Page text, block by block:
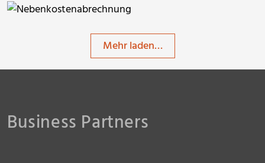
timreckmann
Mehr laden…
Business Partners